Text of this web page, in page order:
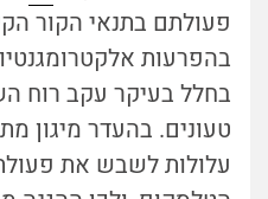
פעולתם בתנאי הקור
בהפרעות
בחלל בעיקר עקב רוח
טעונים. בהעדר מיגון
עלולות לשבש את